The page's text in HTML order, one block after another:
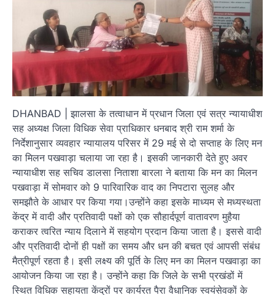
DHANBAD | झालसा के तत्वाधान में प्रधान जिला एवं सत्र न्यायाधीश
सह अध्यक्ष जिला विधिक सेवा प्राधिकार धनबाद श्री राम शर्मा के
निर्देशानुसार व्यवहार न्यायालय परिसर में 29 मई से दो सप्ताह के लिए मन
का मिलन पखवाड़ा चलाया जा रहा है। इसकी जानकारी देते हुए अवर
न्यायाधीश सह सचिव डालसा निताशा बारला ने बताया कि मन का मिलन
पखवाड़ा में सोमवार को 9 पारिवारिक वाद का निपटारा सुलह और
समझौते के आधार पर किया गया।उन्होंने कहा इसके माध्यम से मध्यस्थता
केंद्र में वादी और प्रतिवादी पक्षों को एक सौहार्दपूर्ण वातावरण मुहैया
कराकर त्वरित न्याय दिलाने में सहयोग प्रदान किया जाता है। इससे वादी
और प्रतिवादी दोनों ही पक्षों का समय और धन की बचत एवं आपसी संबंध
मैत्रीपूर्ण रहता है। इसी लक्ष्य की पूर्ति के लिए मन का मिलन पखवाड़ा का
आयोजन किया जा रहा है। उन्होंने कहा कि जिले के सभी प्रखंडों में
स्थित विधिक सहायता केंद्रों पर कार्यरत पैरा वैधानिक स्वयंसेवकों के